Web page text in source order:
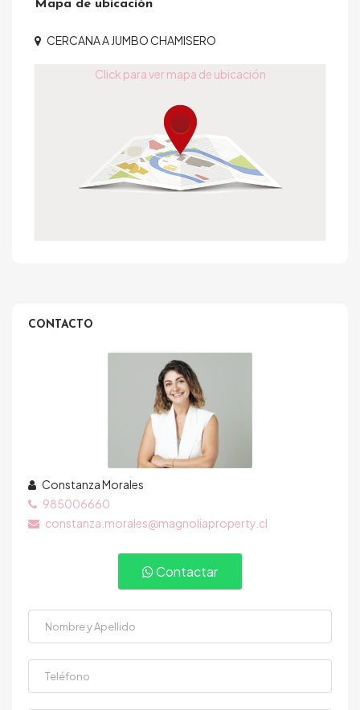
Mapa de ubicación
CERCANA A JUMBO CHAMISERO
Click para ver mapa de ubicación
CONTACTO
Constanza Morales
985006660
constanza.morales@magnoliaproperty.cl
Contactar